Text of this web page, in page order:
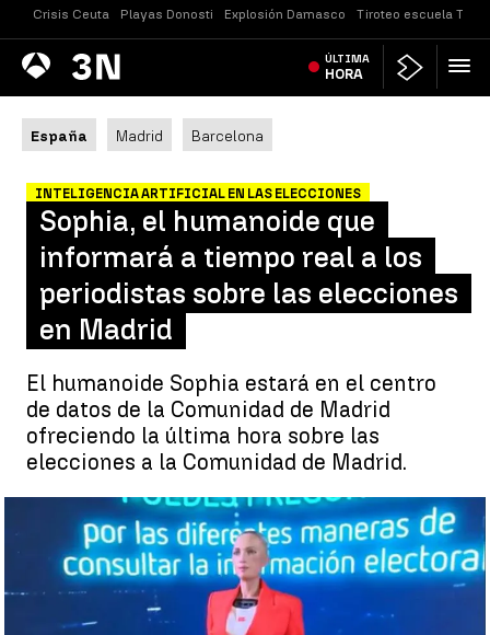
Crisis Ceuta Playas Donosti Explosión Damasco Tiroteo escuela
Antena
3 Noticias ÚLTIMA
HORA
España Madrid Barcelona
INTELIGENCIA ARTIFICIAL EN LAS ELECCIONES
Sophia, el humanoide que
informará a tiempo real a los
periodistas sobre las elecciones
en Madrid
El humanoide Sophia estará en el centro
de datos de la Comunidad de Madrid
ofreciendo la última hora sobre las
elecciones a la Comunidad de Madrid.
Sophia, el humanoide que informará a tiempo real a los
periodistas sobre las elecciones en Madrid |Antena 3